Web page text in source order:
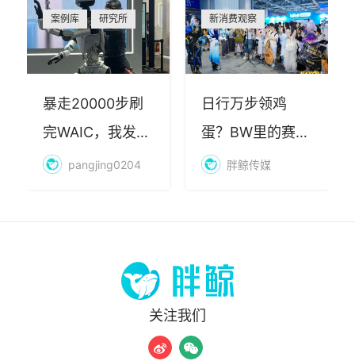
案例库 研究所
暴走20000步刷
完WAIC，我发现
AI最赚钱的不是
pangjing0204
新消费观察
日行万步领鸡
蛋？BW里的赛博
朝圣，藏着品牌
胖鲸传媒
关注我们